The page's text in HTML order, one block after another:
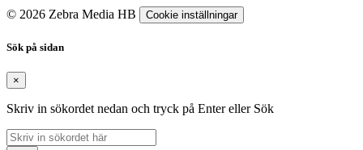
© 2026 Zebra Media HB Cookie inställningar
Sök på sidan
×
Skriv in sökordet nedan och tryck på Enter eller Sök